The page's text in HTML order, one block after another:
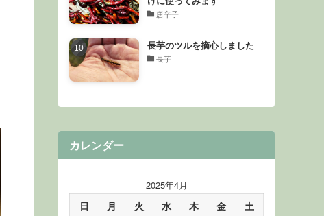
唐辛子
長芋のツルを摘心しました
長芋
カレンダー
2025年4月
日 月 火 水 木 金 土